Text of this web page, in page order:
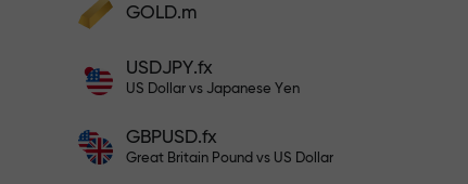
000 fois supérieur à votre dépôt. X1000
n’est pas une erreur. Plus le dépôt est
cadeaux
GOLD.m
USDJPY.fx
US Dollar vs Japanese Yen
GBPUSD.fx
Great Britain Pound vs US Dollar